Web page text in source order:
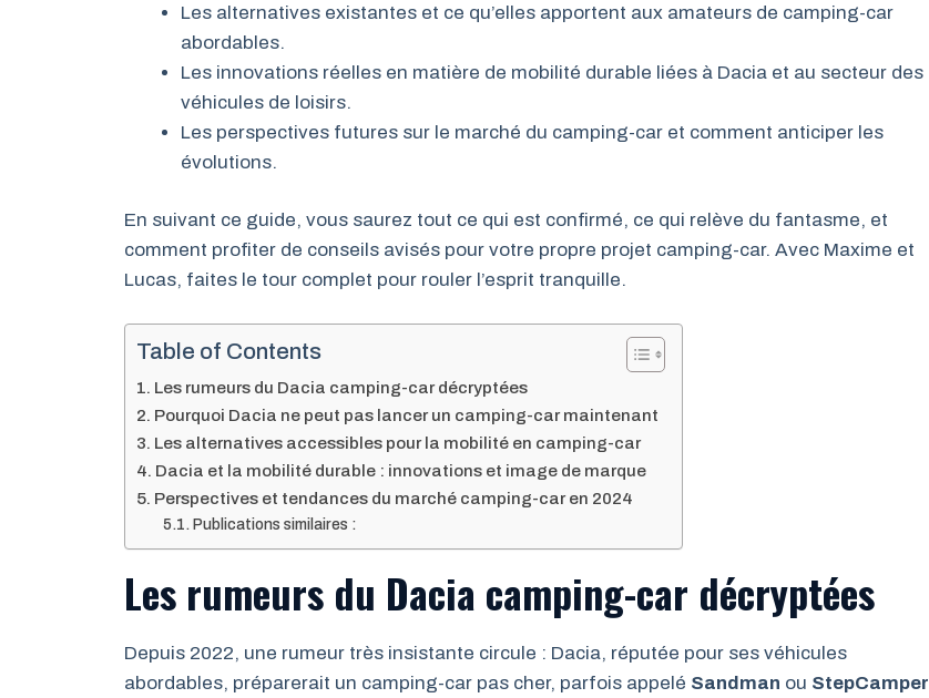
Les alternatives existantes et ce qu’elles apportent aux amateurs de camping-car
abordables.
Les innovations réelles en matière de mobilité durable liées à Dacia et au secteur des
véhicules de loisirs.
Les perspectives futures sur le marché du camping-car et comment anticiper les
évolutions.
En suivant ce guide, vous saurez tout ce qui est confirmé, ce qui relève du fantasme, et
comment profiter de conseils avisés pour votre propre projet camping-car. Avec Maxime et
Lucas, faites le tour complet pour rouler l’esprit tranquille.
Table of Contents
Les rumeurs du Dacia camping-car décryptées
Pourquoi Dacia ne peut pas lancer un camping-car maintenant
Les alternatives accessibles pour la mobilité en camping-car
Dacia et la mobilité durable : innovations et image de marque
Perspectives et tendances du marché camping-car en 2024
Publications similaires :
Les rumeurs du Dacia camping-car décryptées
Depuis 2022, une rumeur très insistante circule : Dacia, réputée pour ses véhicules
abordables, préparerait un camping-car pas cher, parfois appelé Sandman ou StepCamper